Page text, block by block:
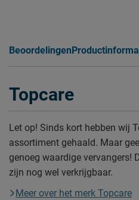
Beoordelingen
Topcare
Let op! Sinds kort hebben wij
assortiment gehaald. Maar
genoeg waardige vervangers!
zijn nog wel verkrijgbaar.
Meer over het merk Topcare